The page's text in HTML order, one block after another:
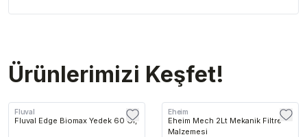
Ürünlerimizi Keşfet!
Fluval
Fluval Edge Biomax Yedek 60 Gr,
Eheim
Eheim Mech 2Lt Mekanik Filtre
Malzemesi